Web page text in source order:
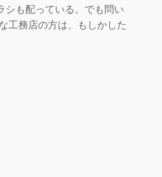
シも配っている。でも問い
工務店の方は、もしかした